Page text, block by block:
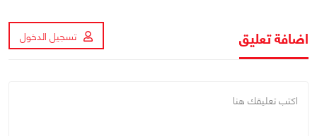
اضافة تعليق تسجيل الدخول